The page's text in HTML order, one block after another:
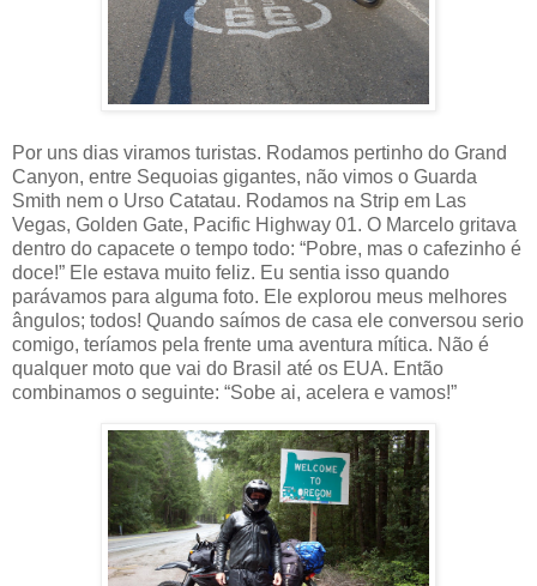
Por uns dias viramos turistas. Rodamos pertinho do Grand
Canyon, entre Sequoias gigantes, não vimos o Guarda
Smith nem o Urso Catatau. Rodamos na Strip em Las
Vegas, Golden Gate, Pacific Highway 01. O Marcelo gritava
dentro do capacete o tempo todo: “Pobre, mas o cafezinho é
doce!” Ele estava muito feliz. Eu sentia isso quando
parávamos para alguma foto. Ele explorou meus melhores
ângulos; todos! Quando saímos de casa ele conversou serio
comigo, teríamos pela frente uma aventura mítica. Não é
qualquer moto que vai do Brasil até os EUA. Então
combinamos o seguinte: “Sobe ai, acelera e vamos!”